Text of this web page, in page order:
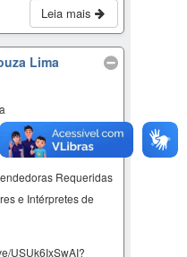
Leia mais
Lima
Fadel
Requeridas
e Intérpretes de
USUk6IxSwAI?